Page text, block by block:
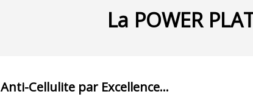
La POWER
Anti-Cellulite par Excellence…